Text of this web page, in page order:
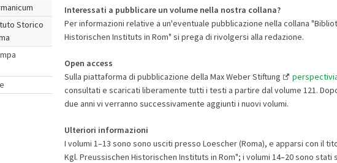
Storico
Interessati a pubblicare un volume nella nostra collana?
Per informazioni relative a un'eventuale pubblicazione nella collana
Historischen Instituts in Rom" si prega di rivolgersi alla redazione.
Open access
Sulla piattaforma di pubblicazione della Max Weber Stiftung
consultati e scaricati liberamente tutti i testi a partire dal volume 121.
due anni vi verranno successivamente aggiunti i nuovi volumi.
Ulteriori informazioni
I volumi 1–13 sono sono usciti presso Loescher (Roma), e apparsi con il
Kgl. Preussischen Historischen Instituts in Rom"; i volumi 14–20 sono